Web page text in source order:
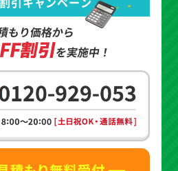
もり価格から
割引を実施中！